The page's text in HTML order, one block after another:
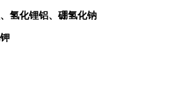
氢化锂铝、硼氢化钠